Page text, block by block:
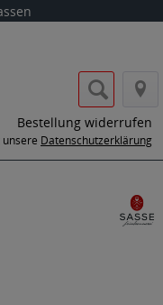
Bestellung widerrufen
unsere Datenschutzerklärung